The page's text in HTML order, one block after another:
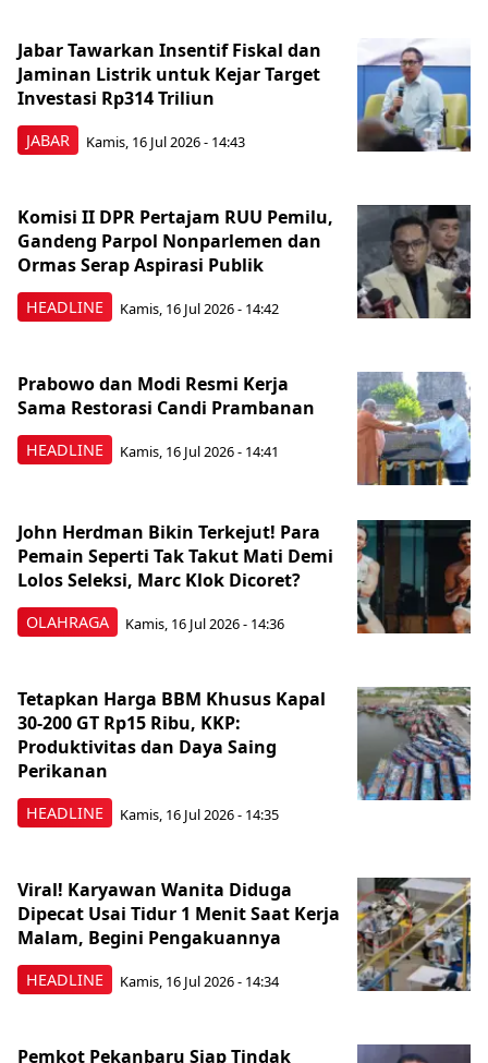
JABAR
Jabar Tawarkan Insentif Fiskal dan
Jaminan Listrik untuk Kejar Target
Investasi Rp314 Triliun
Kamis, 16 Jul 2026 - 14:43
HEADLINE
Komisi II DPR Pertajam RUU Pemilu,
Gandeng Parpol Nonparlemen dan
Ormas Serap Aspirasi Publik
Kamis, 16 Jul 2026 - 14:42
HEADLINE
Prabowo dan Modi Resmi Kerja
Sama Restorasi Candi Prambanan
Kamis, 16 Jul 2026 - 14:41
OLAHRAGA
John Herdman Bikin Terkejut! Para
Pemain Seperti Tak Takut Mati Demi
Lolos Seleksi, Marc Klok Dicoret?
Kamis, 16 Jul 2026 - 14:36
HEADLINE
Tetapkan Harga BBM Khusus Kapal
30-200 GT Rp15 Ribu, KKP:
Produktivitas dan Daya Saing
Perikanan
Kamis, 16 Jul 2026 - 14:35
HEADLINE
Viral! Karyawan Wanita Diduga
Dipecat Usai Tidur 1 Menit Saat Kerja
Malam, Begini Pengakuannya
Kamis, 16 Jul 2026 - 14:34
Pemkot Pekanbaru Siap Tindak